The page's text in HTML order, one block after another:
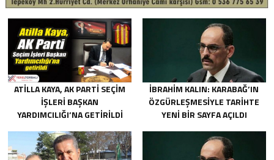
ATILLA KAYA, AK PARTI SEÇIM
İŞLERI BAŞKAN
YARDIMCILIĞI’NA GETIRILDI
İBRAHIM KALIN: KARABAĞ’IN
ÖZGÜRLEŞMESIYLE TARIHTE
YENI BIR SAYFA AÇILDI